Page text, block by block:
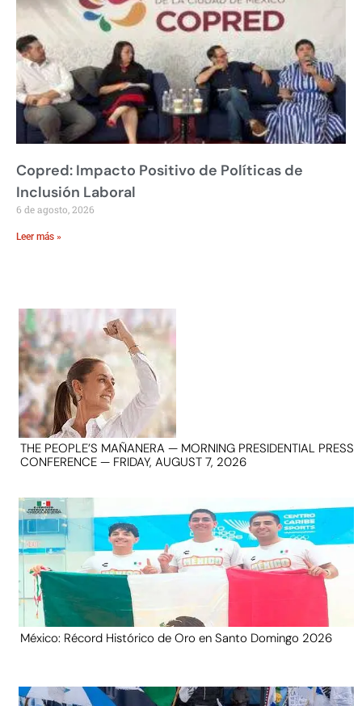
Copred: Impacto Positivo de Políticas de
Inclusión Laboral
6 de agosto, 2026
Leer más »
THE PEOPLE’S MAÑANERA — MORNING PRESIDENTIAL PRESS
CONFERENCE — FRIDAY, AUGUST 7, 2026
México: Récord Histórico de Oro en Santo Domingo 2026